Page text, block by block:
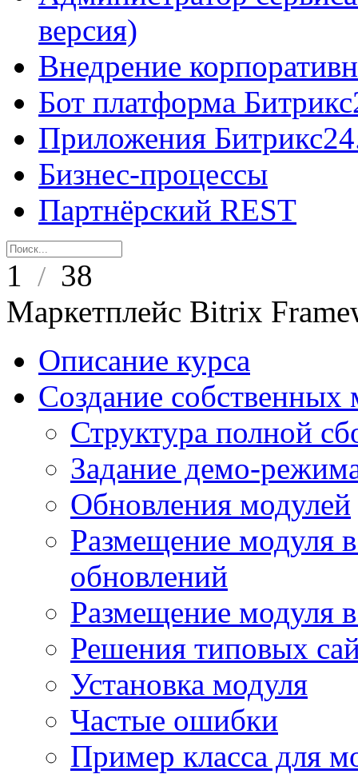
версия)
Внедрение
Бот платформа
Приложения
Бизнес-процессы
Партнёрский REST
1 / 38
Маркетплейс Bitrix
Описание курса
Создание собственных
Структура полной
Задание демо-
Обновления модулей
Размещение модуля
обновлений
Размещение модуля
Решения типовых
Установка модуля
Частые ошибки
Пример класса для